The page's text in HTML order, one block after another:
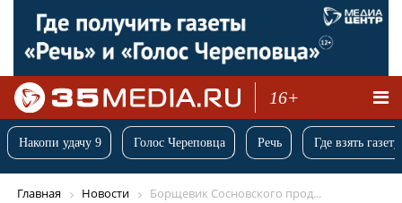
16+
Накопи удачу 9 Голос Череповца Речь Где взять
Главная Новости Борщевик Сосновского прод...